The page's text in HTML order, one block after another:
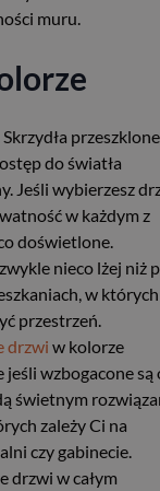
muru.
przeszklone
do światła
Jeśli wybierzesz
w każdym z
doświetlone.
nieco lżej niż
w których
przestrzeń.
drzwi w kolorze
wzbogacone są
świetnym
zależy Ci na
czy gabinecie.
drzwi w całym